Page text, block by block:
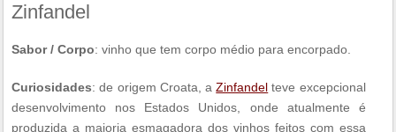
Zinfandel
Sabor / Corpo: vinho que tem corpo médio para encorpado.
Curiosidades: de origem Croata, aZinfandel teve excepcional
desenvolvimento nos Estados Unidos, onde atualmente é
produzida a maioria esmagadora dos vinhos feitos com essa